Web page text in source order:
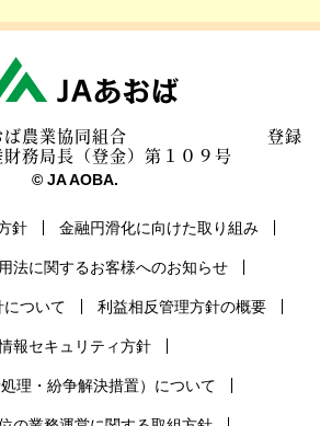
あおば農業協同組合 登録
務局長（登金）第１０９号
© JA AOBA.
針 金融円滑化に向けた取り組み
法に関するお客様へのお知らせ
ついて 利益相反管理方針の概要
報セキュリティ方針
理・紛争解決措置）について